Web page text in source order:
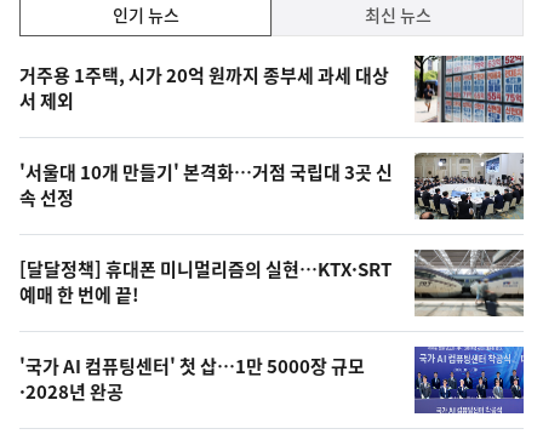
기,
최
신,
오
늘
의
영
상
오
인기 뉴스 최신 뉴스
인
기
뉴
스
거주용 1주택, 시가 20억 원까지 종부세 과세 대상
서 제외
'서울대 10개 만들기' 본격화…거점 국립대 3곳 신
속 선정
[달달정책] 휴대폰 미니멀리즘의 실현…KTX·SRT
예매 한 번에 끝!
'국가 AI 컴퓨팅센터' 첫 삽…1만 5000장 규모
·2028년 완공